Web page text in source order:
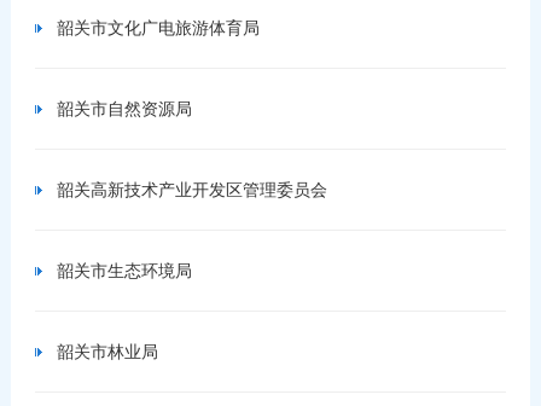
韶关市文化广电旅游体育局
韶关市自然资源局
韶关高新技术产业开发区管理委员会
韶关市生态环境局
韶关市林业局